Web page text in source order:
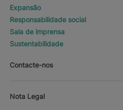
Expansão
Responsabilidade social
Sala de imprensa
Sustentabilidade
Contacte-nos
Nota Legal